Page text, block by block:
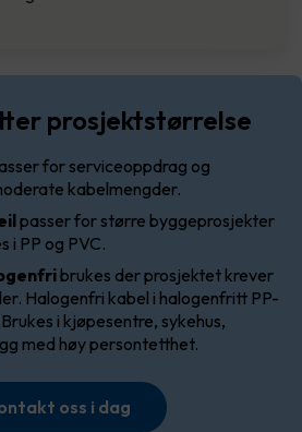
prosjektstørrelse
for serviceoppdrag og
kabelmengder.
passer for større byggeprosjekter
i PP og PVC.
brukes der prosjektet krever
Halogenfri kabel i halogenfritt PP-
i kjøpesentre, sykehus,
med høy persontetthet.
oss i dag